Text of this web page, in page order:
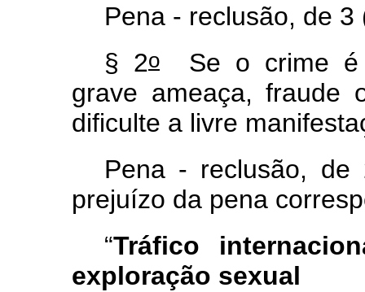
Pena - reclusão, de
§ 2o Se o crime é
grave ameaça, fraude
dificulte a livre
Pena - reclusão,
prejuízo da pena
“Tráfico
exploração sexual